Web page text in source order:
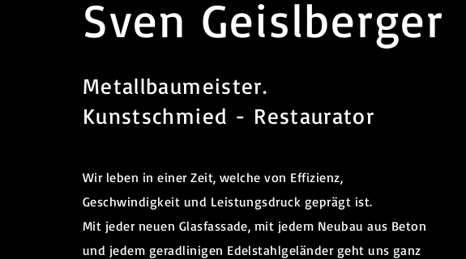
Sven Geislberger
Metallbaumeister.
Kunstschmied - Restaurator
Wir leben in einer Zeit, welche von Effizienz,
Geschwindigkeit und Leistungsdruck geprägt ist.
Mit jeder neuen Glasfassade, mit jedem Neubau aus Beton
und jedem geradlinigen Edelstahlgeländer geht uns ganz